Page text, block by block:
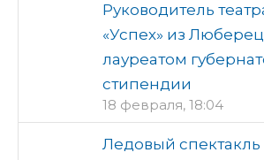
Руководитель
«Успех» из Люберец
лауреатом
стипендии
18 февраля, 18:04
Ледовый спектакль